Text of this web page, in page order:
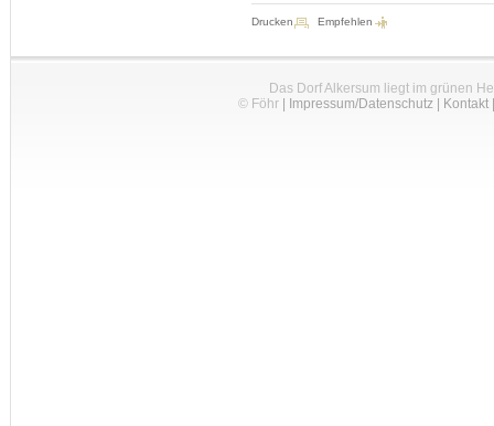
Drucken Empfehlen
Das Dorf Alkersum liegt im grünen
© Föhr| Impressum/Datenschutz| Kontakt